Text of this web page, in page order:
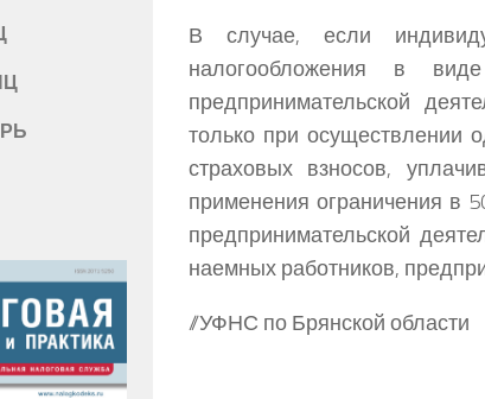
В случае, если
налогообложения в
предпринимательской
только при осуществлении
страховых взносов,
применения ограничения в
предпринимательской
наемных работников,
//УФНС по Брянской области